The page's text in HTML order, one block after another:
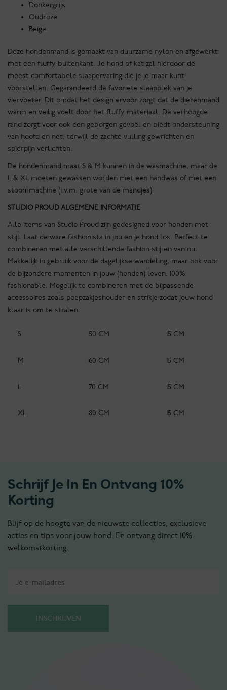
Donkergrijs
Oudroze
Beige
Deze hondenmand is gemaakt van duurzame nylon en afgewerkt
met een fluffy buitenkant. Je hond of kat zal hierdoor de
meest comfortabele slaapervaring die je je maar kunt
voorstellen. Gegarandeerd de favoriete slaapplek van je
viervoeter. Dit omdat het design ervoor zorgt dat de dierenmand
warm en veilig voelt door het fluffy materiaal. De verhoogde
rand zorgt voor ook een geborgen gevoel en biedt ondersteuning
van hoofd en net, terwijl de zachte vulling gewrichten en
spierpijn verlichten.
De hondenmand maat S & M kunnen in de wasmachine, maar de
L & XL moeten gewassen worden met een handwas of met een
stoommachine (i.v.m. grote van de mandjes).
STUDIO PROUD ALGEMENE INFORMATIE
Alle items van Studio Proud zijn gedesigned voor honden met
stijl. Laat de ware fashionista in jou en je hond los. Perfect te
combineren met alle verschillende fashion stijlen van nu.
Makkelijk in gebruik voor de dagelijkse wandeling, maar ook voor
de bijzondere momenten in jouw (honden) leven. 100%
fashionable. Mogelijk te combineren met de bijpassende
accessoires zoals poepzakjeshouder en strikje zodat jouw hond
klaar is om te stralen.
S 50 CM 15 CM
M 60 CM 15 CM
L 70 CM 15 CM
XL 80 CM 15 CM
Schrijf Je In En Ontvang 10%
Korting
Blijf op de hoogte van de nieuwste collecties, exclusieve
acties en tips voor jouw hond. En ontvang direct 10%
welkomstkorting.